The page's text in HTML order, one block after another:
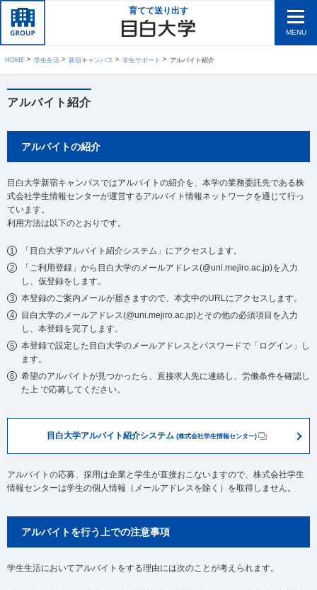
育てて送り出す
MENU
HOME 学生生活 新宿キャンパス 学生サポート アルバイト紹介
アルバイト紹介
アルバイトの紹介
目白大学新宿キャンパスではアルバイトの紹介を、本学の業務委託先である株
式会社学生情報センターが運営するアルバイト情報ネットワークを通じて行っ
ています。
利用方法は以下のとおりです。
「目白大学アルバイト紹介システム」にアクセスします。
「ご利用登録」から目白大学のメールアドレス(@uni.mejiro.ac.jp)を入力
し、仮登録をします。
本登録のご案内メールが届きますので、本文中のURLにアクセスします。
目白大学のメールアドレス(@uni.mejiro.ac.jp)とその他の必須項目を入力
し、本登録を完了します。
本登録で設定した目白大学のメールアドレスとパスワードで「ログイン」し
ます。
希望のアルバイトが見つかったら、直接求人先に連絡し、労働条件を確認し
た上 で応募してください。
目白大学アルバイト紹介システム (株式会社学生情報センター)
アルバイトの応募、採用は企業と学生が直接おこないますので、株式会社学生
情報センターは学生の個人情報（メールアドレスを除く）を取得しません。
アルバイトを行う上での注意事項
学生生活においてアルバイトをする理由には次のことが考えられます。